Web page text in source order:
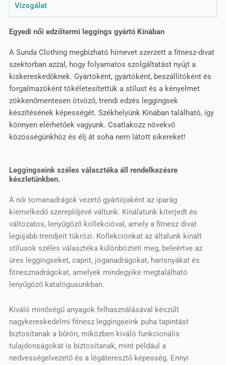
Vizsgálat
Egyedi női edzőtermi leggings gyártó Kínában
A Sunda Clothing megbízható hírnevet szerzett a fitnesz-divat
szektorban azzal, hogy folyamatos szolgáltatást nyújt a
kiskereskedőknek. Gyártóként, gyártóként, beszállítóként és
forgalmazóként tökéletesítettük a stílust és a kényelmet
zökkenőmentesen ötvöző, trendi edzés leggingsek
készítésének képességét. Székhelyünk Kínában található, így
könnyen elérhetőek vagyunk. Csatlakozz növekvő
közösségünkhöz és élj át soha nem látott sikereket!
Leggingseink széles választéka áll rendelkezésre
készletünkben.
A női tornanadrágok vezető gyártójaként az iparág
kiemelkedő szereplőjévé váltunk. Kínálatunk kiterjedt és
változatos, lenyűgöző kollekcióval, amely a fitnesz divat
legújabb trendjeit tükrözi. Kollekciónkat az általunk kínált
stílusok széles választéka különbözteti meg, beleértve az
üres leggingseket, caprit, jóganadrágokat, harisnyákat és
fitnesznadrágokat, amelyek mindegyike megtalálható
lenyűgöző katalógusunkban.
Kiváló minőségű anyagok felhasználásával készült
nagykereskedelmi fitnesz leggingseink puha tapintást
biztosítanak a bőrön, miközben kiváló funkcionális
tulajdonságokat is biztosítanak, mint például a
nedvességelvezető és a légáteresztő képesség. Ennyi